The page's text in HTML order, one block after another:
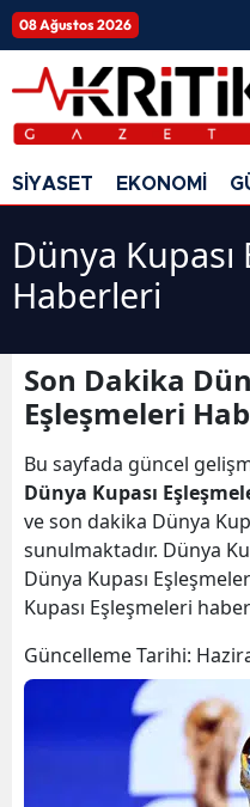
08 Ağustos 2026
SİYASET EKONOMİ
Dünya
Haberleri
Son Dakika
Eşleşmeleri
Bu sayfada güncel
Dünya Kupası
ve son dakika Dünya
sunulmaktadır. Dünya
Dünya Kupası
Kupası Eşleşmeleri
Güncelleme Tarihi: